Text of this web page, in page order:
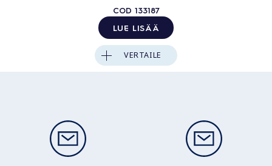
COD 133187
LUE LISÄÄ
VERTAILE